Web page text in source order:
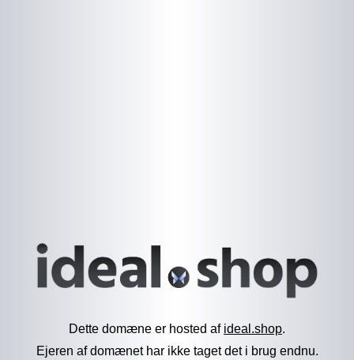
Dette domæne er hosted af ideal.shop.
Ejeren af domænet har ikke taget det i brug endnu.